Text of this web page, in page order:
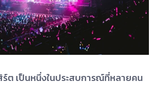
ต เป็นหนึ่งในประสบการณ์ที่หลายคน